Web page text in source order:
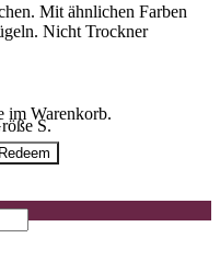
im Warenkorb.
Mit ähnlichen Farben
Nicht Trockner
S.